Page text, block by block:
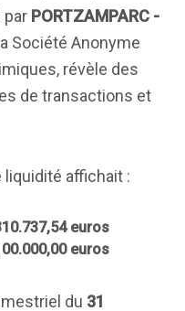
par PORTZAMPARC -
Société Anonyme
révèle des
de transactions et
liquidité affichait :
euros
euros
du 31